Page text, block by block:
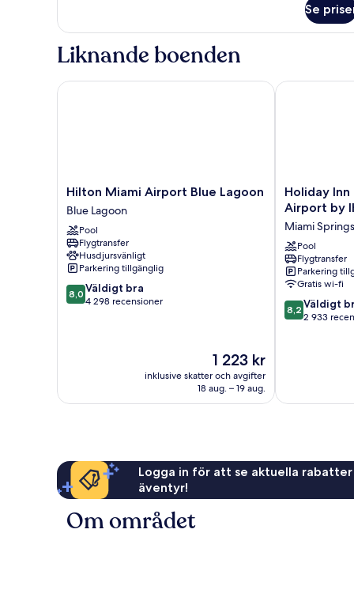
(Lagoon
Side
or
Top
Floor)
Presidential
säng
Se
Liknande boenden
Hilton
Miami
Airport
Blue
Lagoon
Blue
Lagoon
Hilton Miami Airport Blue Lagoon
Blue Lagoon
Pool
Flygtransfer
Husdjursvänligt
Parkering tillgänglig
8.0
av
8,0 Väldigt bra
4 298 recensioner
Priset
är
1 223 kr
1 223 kr
inklusive skatter och avgifter
18 aug. – 19 aug.
Hilton Miami Airport Blue Lagoon
Holiday
Inn
Miami
-
International
Airport
by
IHG
Miami
Springs
Holiday
Airport by
Miami Springs
Pool
Flygtransfer
Parkering
Gratis wi-fi
8.2
av
2 933
8,2 Väldigt
2 933
Holiday Inn
Logga in för att se aktuella
äventyr!
Om området